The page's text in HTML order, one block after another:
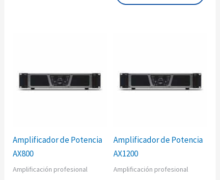
Amplificador de Potencia
AX800
Amplificación profesional
Amplificador de Potencia
AX1200
Amplificación profesional